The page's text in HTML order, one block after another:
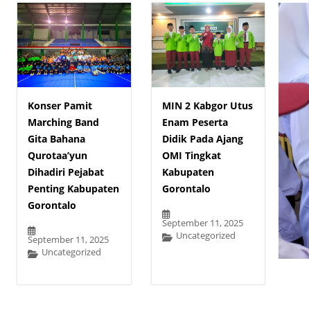
Konser Pamit
Marching Band
Gita Bahana
Qurotaa’yun
Dihadiri Pejabat
Penting Kabupaten
Gorontalo
September 11, 2025
Uncategorized
MIN 2 Kabgor Utus
Enam Peserta
Didik Pada Ajang
OMI Tingkat
Kabupaten
Gorontalo
September 11, 2025
Uncategorized